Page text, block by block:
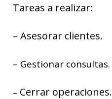
Tareas a realizar:
– Asesorar clientes.
– Gestionar consultas.
– Cerrar operaciones.